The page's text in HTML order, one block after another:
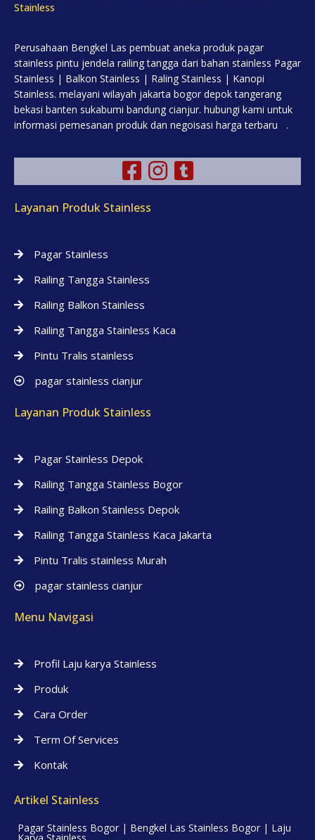
Stainless
Perusahaan Bengkel Las pembuat aneka produk pagar
stainless pintu jendela railing tangga dari bahan stainless Pagar
Stainless | Balkon Stainless | Raling Stainless | Kanopi
Stainless. melayani wilayah jakarta bogor depok tangerang
bekasi banten sukabumi bandung cianjur. hubungi kami untuk
informasi pemesanan produk dan negoisasi harga terbaru .
Layanan Produk Stainless
Pagar Stainless
Railing Tangga Stainless
Railing Balkon Stainless
Railing Tangga Stainless Kaca
Pintu Tralis stainless
pagar stainless cianjur
Layanan Produk Stainless
Pagar Stainless Depok
Railing Tangga Stainless Bogor
Railing Balkon Stainless Depok
Railing Tangga Stainless Kaca Jakarta
Pintu Tralis stainless Murah
pagar stainless cianjur
Menu Navigasi
Profil Laju karya Stainless
Produk
Cara Order
Term Of Services
Kontak
Artikel Stainless
Pagar Stainless Bogor | Bengkel Las Stainless Bogor | Laju